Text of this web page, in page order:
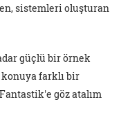
sistemleri oluşturan
güçlü bir örnek
konuya farklı bir
göz atalım